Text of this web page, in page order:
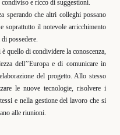
e ricco di suggestioni.
sperando che altri colleghi possano
soprattutto il notevole arricchimento
possedere.
quello di condividere la conoscenza,
dell’’Europa e di comunicare in
del progetto. Allo stesso
le nuove tecnologie, risolvere i
e nella gestione del lavoro che si
alle riunioni.